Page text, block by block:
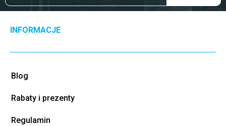
INFORMACJE
Blog
Rabaty i prezenty
Regulamin